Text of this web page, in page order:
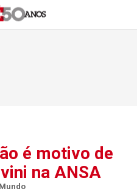
é motivo de
na ANSA
Mundo